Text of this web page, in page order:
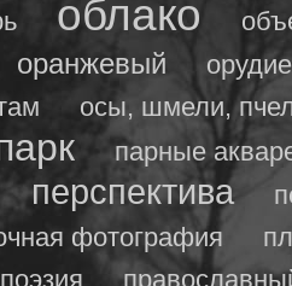
облако
оранжевый
орудие
осы, шмели,
парные
перспектива
фотография
поэзия